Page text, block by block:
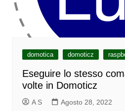
domotica domoticz
Eseguire lo stesso
volte in Domoticz
A S Agosto 28, 2022